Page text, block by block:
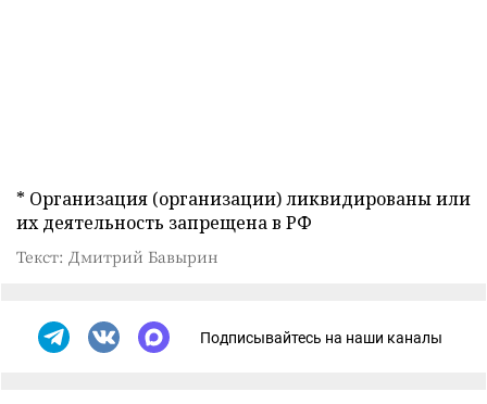
* Организация (организации) ликвидированы или
их деятельность запрещена в РФ
Текст: Дмитрий Бавырин
Подписывайтесь на наши каналы